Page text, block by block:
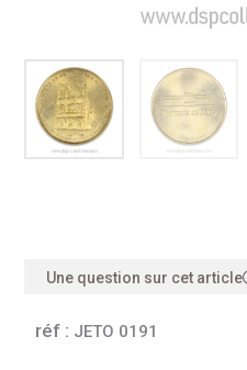
Une question sur cet article
réf : JETO 0191